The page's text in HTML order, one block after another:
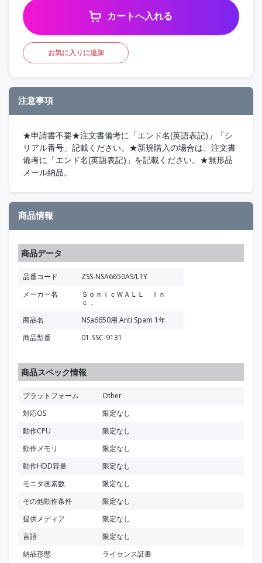
カートへ入れる
お気に入りに追加
注意事項
★申請書不要★注文書備考に「エンド名(英語表記)」「シ
リアル番号」記載ください。★新規購入の場合は、注文書
備考に「エンド名(英語表記)」を記載ください。★無形品
メール納品。
商品情報
商品データ
品番コード
ZSS-NSA6650AS/L1Y
メーカー名
ＳｏｎｉｃＷＡＬＬ Ｉｎ
ｃ．
商品名
NSa6650用 Anti Spam 1年
商品型番
01-SSC-9131
商品スペック情報
プラットフォーム
Other
対応OS
限定なし
動作CPU
限定なし
動作メモリ
限定なし
動作HDD容量
限定なし
モニタ画素数
限定なし
その他動作条件
限定なし
提供メディア
限定なし
言語
限定なし
納品形態
ライセンス証書